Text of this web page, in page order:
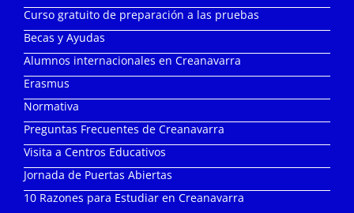
Curso gratuito de preparación a las pruebas
Becas y Ayudas
Alumnos internacionales en Creanavarra
Erasmus
Normativa
Preguntas Frecuentes de Creanavarra
Visita a Centros Educativos
Jornada de Puertas Abiertas
10 Razones para Estudiar en Creanavarra